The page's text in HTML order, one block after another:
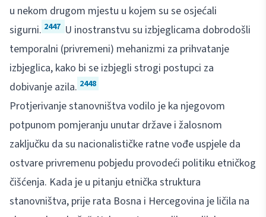
u nekom drugom mjestu u kojem su se osjećali
sigurni. 2447 U inostranstvu su izbjeglicama dobrodošli
temporalni (privremeni) mehanizmi za prihvatanje
izbjeglica, kako bi se izbjegli strogi postupci za
dobivanje azila. 2448
Protjerivanje stanovništva vodilo je ka njegovom
potpunom pomjeranju unutar države i žalosnom
zaključku da su nacionalističke ratne vođe uspjele da
ostvare privremenu pobjedu provodeći politiku etničkog
čišćenja. Kada je u pitanju etnička struktura
stanovništva, prije rata Bosna i Hercegovina je ličila na